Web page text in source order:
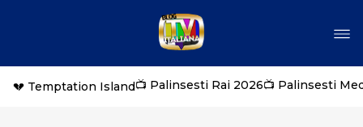
💔 Temptation Island📺 Palinsesti Rai 2026📺 Palinsesti